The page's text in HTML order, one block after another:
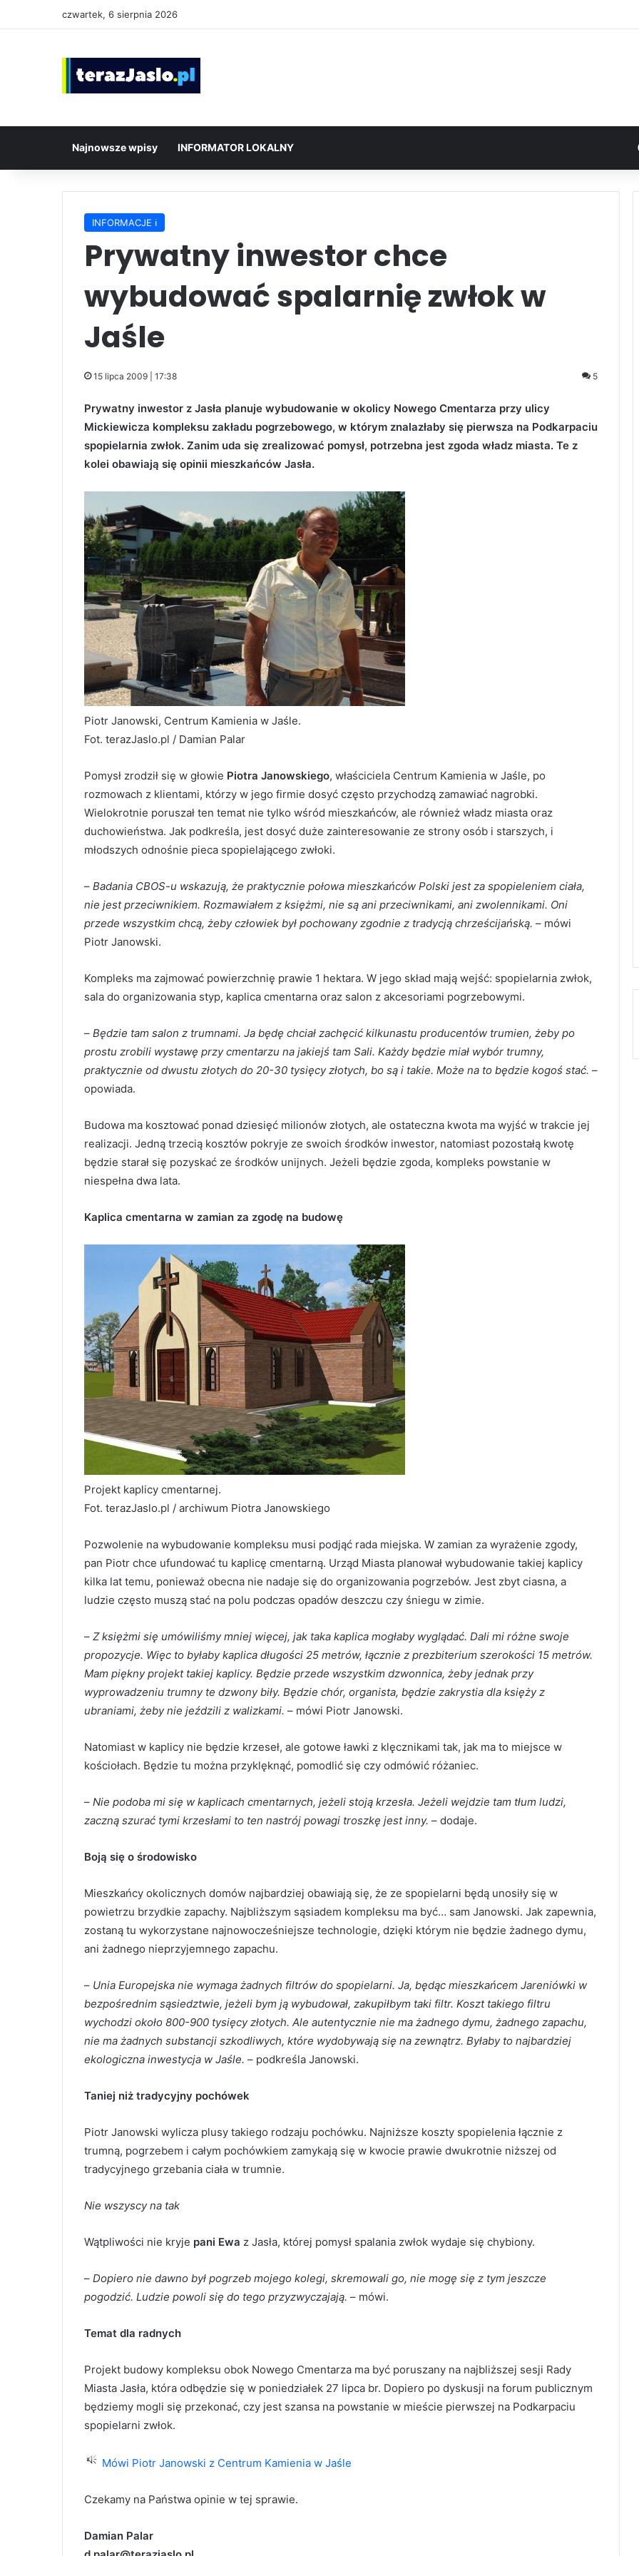
czwartek, 6 sierpnia 2026
Najnowsze wpisy INFORMATOR LOKALNY
INFORMACJE ℹ️
Prywatny inwestor chce
wybudować spalarnię zwłok w
Jaśle
15 lipca 2009 | 17:38 5
Prywatny inwestor z Jasła planuje wybudowanie w okolicy Nowego Cmentarza przy ulicy
Mickiewicza kompleksu zakładu pogrzebowego, w którym znalazłaby się pierwsza na Podkarpaciu
spopielarnia zwłok. Zanim uda się zrealizować pomysł, potrzebna jest zgoda władz miasta. Te z
kolei obawiają się opinii mieszkańców Jasła.
Piotr Janowski, Centrum Kamienia w Jaśle.
Fot. terazJaslo.pl / Damian Palar
Pomysł zrodził się w głowie Piotra Janowskiego, właściciela Centrum Kamienia w Jaśle, po
rozmowach z klientami, którzy w jego firmie dosyć często przychodzą zamawiać nagrobki.
Wielokrotnie poruszał ten temat nie tylko wśród mieszkańców, ale również władz miasta oraz
duchowieństwa. Jak podkreśla, jest dosyć duże zainteresowanie ze strony osób i starszych, i
młodszych odnośnie pieca spopielającego zwłoki.
– Badania CBOS-u wskazują, że praktycznie połowa mieszkańców Polski jest za spopieleniem ciała,
nie jest przeciwnikiem. Rozmawiałem z księżmi, nie są ani przeciwnikami, ani zwolennikami. Oni
przede wszystkim chcą, żeby człowiek był pochowany zgodnie z tradycją chrześcijańską. – mówi
Piotr Janowski.
Kompleks ma zajmować powierzchnię prawie 1 hektara. W jego skład mają wejść: spopielarnia zwłok,
sala do organizowania styp, kaplica cmentarna oraz salon z akcesoriami pogrzebowymi.
– Będzie tam salon z trumnami. Ja będę chciał zachęcić kilkunastu producentów trumien, żeby po
prostu zrobili wystawę przy cmentarzu na jakiejś tam Sali. Każdy będzie miał wybór trumny,
praktycznie od dwustu złotych do 20-30 tysięcy złotych, bo są i takie. Może na to będzie kogoś stać. –
opowiada.
Budowa ma kosztować ponad dziesięć milionów złotych, ale ostateczna kwota ma wyjść w trakcie jej
realizacji. Jedną trzecią kosztów pokryje ze swoich środków inwestor, natomiast pozostałą kwotę
będzie starał się pozyskać ze środków unijnych. Jeżeli będzie zgoda, kompleks powstanie w
niespełna dwa lata.
Kaplica cmentarna w zamian za zgodę na budowę
Projekt kaplicy cmentarnej.
Fot. terazJaslo.pl / archiwum Piotra Janowskiego
Pozwolenie na wybudowanie kompleksu musi podjąć rada miejska. W zamian za wyrażenie zgody,
pan Piotr chce ufundować tu kaplicę cmentarną. Urząd Miasta planował wybudowanie takiej kaplicy
kilka lat temu, ponieważ obecna nie nadaje się do organizowania pogrzebów. Jest zbyt ciasna, a
ludzie często muszą stać na polu podczas opadów deszczu czy śniegu w zimie.
– Z księżmi się umówiliśmy mniej więcej, jak taka kaplica mogłaby wyglądać. Dali mi różne swoje
propozycje. Więc to byłaby kaplica długości 25 metrów, łącznie z prezbiterium szerokości 15 metrów.
Mam piękny projekt takiej kaplicy. Będzie przede wszystkim dzwonnica, żeby jednak przy
wyprowadzeniu trumny te dzwony biły. Będzie chór, organista, będzie zakrystia dla księży z
ubraniami, żeby nie jeździli z walizkami. – mówi Piotr Janowski.
Natomiast w kaplicy nie będzie krzeseł, ale gotowe ławki z klęcznikami tak, jak ma to miejsce w
kościołach. Będzie tu można przyklęknąć, pomodlić się czy odmówić różaniec.
– Nie podoba mi się w kaplicach cmentarnych, jeżeli stoją krzesła. Jeżeli wejdzie tam tłum ludzi,
zaczną szurać tymi krzesłami to ten nastrój powagi troszkę jest inny. – dodaje.
Boją się o środowisko
Mieszkańcy okolicznych domów najbardziej obawiają się, że ze spopielarni będą unosiły się w
powietrzu brzydkie zapachy. Najbliższym sąsiadem kompleksu ma być… sam Janowski. Jak zapewnia,
zostaną tu wykorzystane najnowocześniejsze technologie, dzięki którym nie będzie żadnego dymu,
ani żadnego nieprzyjemnego zapachu.
– Unia Europejska nie wymaga żadnych filtrów do spopielarni. Ja, będąc mieszkańcem Jareniówki w
bezpośrednim sąsiedztwie, jeżeli bym ją wybudował, zakupiłbym taki filtr. Koszt takiego filtru
wychodzi około 800-900 tysięcy złotych. Ale autentycznie nie ma żadnego dymu, żadnego zapachu,
nie ma żadnych substancji szkodliwych, które wydobywają się na zewnątrz. Byłaby to najbardziej
ekologiczna inwestycja w Jaśle. – podkreśla Janowski.
Taniej niż tradycyjny pochówek
Piotr Janowski wylicza plusy takiego rodzaju pochówku. Najniższe koszty spopielenia łącznie z
trumną, pogrzebem i całym pochówkiem zamykają się w kwocie prawie dwukrotnie niższej od
tradycyjnego grzebania ciała w trumnie.
Nie wszyscy na tak
Wątpliwości nie kryje pani Ewa z Jasła, której pomysł spalania zwłok wydaje się chybiony.
– Dopiero nie dawno był pogrzeb mojego kolegi, skremowali go, nie mogę się z tym jeszcze
pogodzić. Ludzie powoli się do tego przyzwyczajają. – mówi.
Temat dla radnych
Projekt budowy kompleksu obok Nowego Cmentarza ma być poruszany na najbliższej sesji Rady
Miasta Jasła, która odbędzie się w poniedziałek 27 lipca br. Dopiero po dyskusji na forum publicznym
będziemy mogli się przekonać, czy jest szansa na powstanie w mieście pierwszej na Podkarpaciu
spopielarni zwłok.
Mówi Piotr Janowski z Centrum Kamienia w Jaśle
Czekamy na Państwa opinie w tej sprawie.
Damian Palar